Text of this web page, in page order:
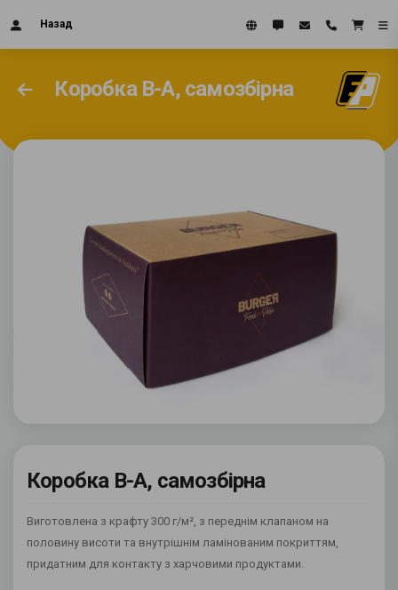
Назад
Коробка B-A, самозбірна
Коробка B-A, самозбірна
Виготовлена з крафту 300 г/м², з переднім клапаном на
половину висоти та внутрішнім ламінованим покриттям,
придатним для контакту з харчовими продуктами.